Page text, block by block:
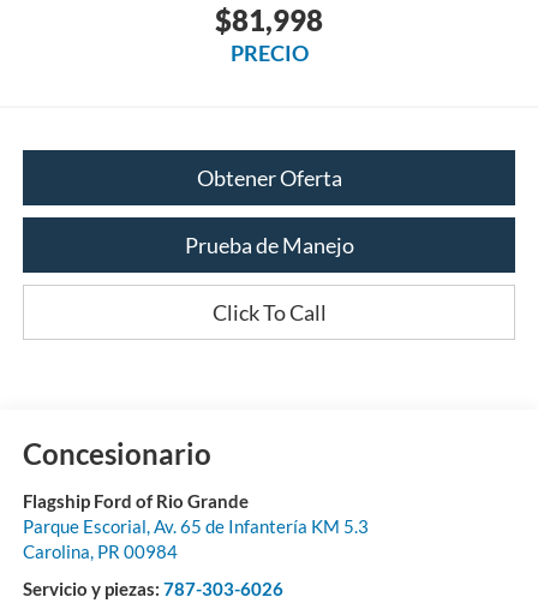
$81,998
PRECIO
Obtener Oferta
Prueba de Manejo
Click To Call
Concesionario
Flagship Ford of Rio Grande
Parque Escorial, Av. 65 de Infantería KM 5.3
Carolina, PR 00984
Servicio y piezas: 787-303-6026